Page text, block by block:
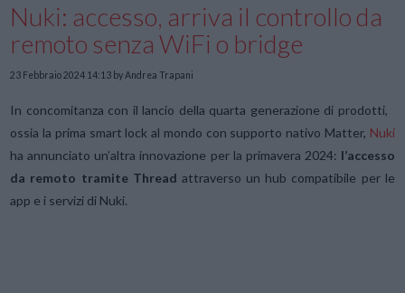
Nuki: accesso, arriva il controllo da
remoto senza WiFi o bridge
23 Febbraio 2024 14:13 by Andrea Trapani
In concomitanza con il lancio della quarta generazione di prodotti,
ossia la prima smart lock al mondo con supporto nativo Matter, Nuki
ha annunciato un’altra innovazione per la primavera 2024: l’accesso
da remoto tramite Thread attraverso un hub compatibile per le
app e i servizi di Nuki.